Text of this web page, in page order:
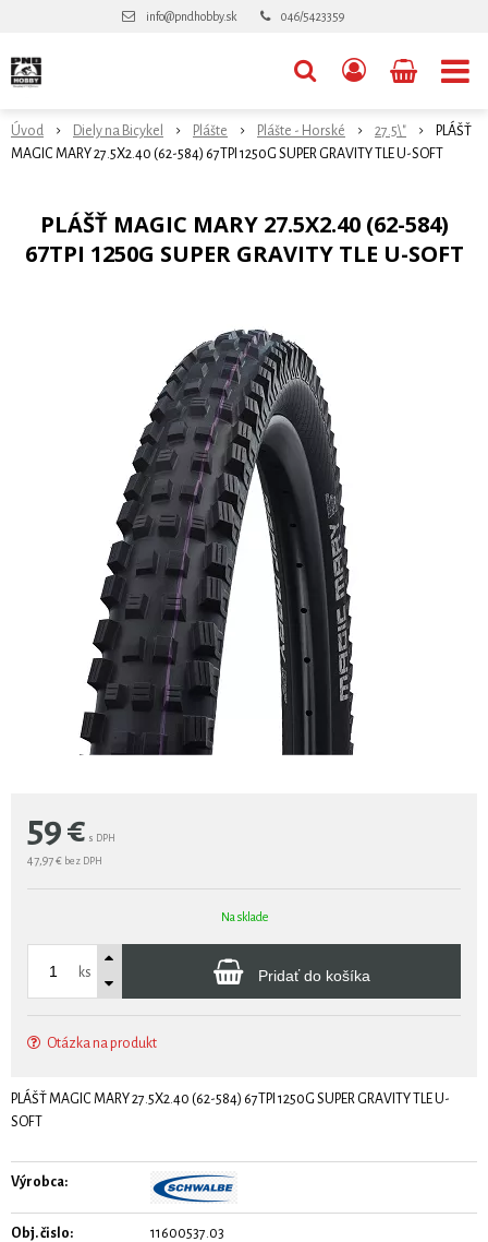
info@pndhobby.sk 046/5423359
Úvod Diely na Bicykel Plášte Plášte - Horské 27.5\"
PLÁŠŤ
MAGIC MARY 27.5X2.40 (62-584) 67TPI 1250G SUPER GRAVITY TLE U-SOFT
PLÁŠŤ MAGIC MARY 27.5X2.40 (62-584)
67TPI 1250G SUPER GRAVITY TLE U-SOFT
59€ s DPH
47,97 € bez DPH
Na sklade
ks Pridať do košíka
Otázka na produkt
PLÁŠŤ MAGIC MARY 27.5X2.40 (62-584) 67TPI 1250G SUPER GRAVITY TLE U-
SOFT
Výrobca:
Obj. čislo: 11600537.03